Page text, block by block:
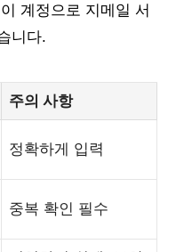
계정으로 지메일 서
니다.
주의 사항
정확하게 입력
중복 확인 필수